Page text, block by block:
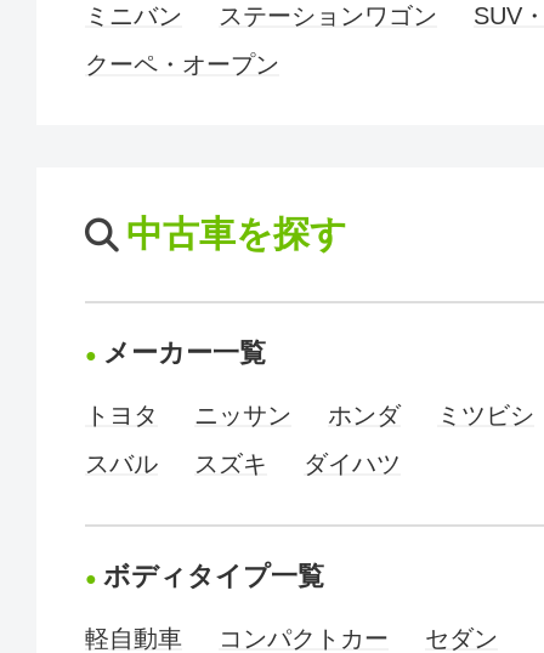
ミニバン
ステーションワゴン
SUV
クーペ・オープン
中古車を探す
メーカー一覧
トヨタ ニッサン ホンダ
ミツビシ
スバル
スズキ ダイハツ
ボディタイプ一覧
軽自動車 コンパクトカー
セダン